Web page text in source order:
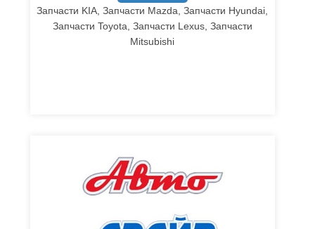
Запчасти KIA, Запчасти Mazda, Запчасти Hyundai,
Запчасти Toyota, Запчасти Lexus, Запчасти
Mitsubishi